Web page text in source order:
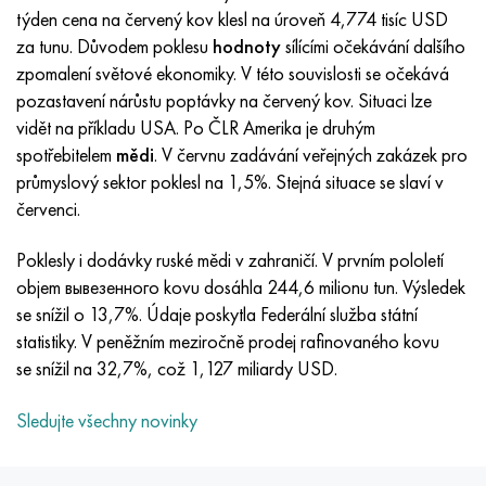
týden cena na červený kov klesl na úroveň 4,774 tisíc USD
za tunu. Důvodem poklesu hodnotysílícími očekávání dalšího
zpomalení světové ekonomiky. V této souvislosti se očekává
pozastavení nárůstu poptávky na červený kov. Situaci lze
vidět na příkladu USA. Po ČLR Amerika je druhým
spotřebitelem mědi. V červnu zadávání veřejných zakázek pro
průmyslový sektor poklesl na 1,5%. Stejná situace se slaví v
červenci.
Poklesly i dodávky ruské mědi v zahraničí. V prvním pololetí
objem вывезенного kovu dosáhla 244,6 milionu tun. Výsledek
se snížil o 13,7%. Údaje poskytla Federální služba státní
statistiky. V peněžním meziročně prodej rafinovaného kovu
se snížil na 32,7%, což 1,127 miliardy USD.
Sledujte všechny novinky
Inotherm
incotest
Jette M152
Kobalt 6B
maraging 250
René 41
Maraging 300
Maraging 350
47ND
47НХР
49 KF
49K2F, 49K2FA-VI
Slitina 50N
Slitina 50NP
50 NHS
HN62VMYUT
HN62MVKYU
HN63 MB
XN65VM
KhN65VMTYu
KhN67MVTYu
KhN68VKTYU
KhN68VMTYUK-vd
VT-35
PT-1M
PT-3V
PT-7M
2B
SPT-2 sv
AT3
1.4466 - AISI 310MoLn
Slitina Al6xn
15-7Ph® - 1,4532
PH 13-8 Po - 1,4534
1,4542 - 17-4Ph®
Custom 455® - 1.4543 - uns s45500
1,4545 - 15-5Ph®
1,4548 - 17-4Ph®
10X17H13M3T
10X18N18Yu4D
11X11N2V2MF
12Х18Н9Т
13X11N2V2MF
15x11mf
15x12vnmf
15H12H2MVFAB
2,0872, CuNi10Fe1Mn, Cw352h
Silikonový hliníkový bronz
CW301G, C64200
křemíkový bronz
C65500, CuAl11Fe3
C65620, CuSi3Fe2Zn3
C65100, CuSi 1,5
Cín-olověný bronz
Červená mosaz
C84400, CuSn2ZnPb
C83600, CuSn5ZnPb
45G2, 45g2, AISI 1144
Legovaná konstrukční ocel
10g2, 10g2, AISI 1513
12X2H4A, 15NiCr13, 1,5752
AC14, 11SMnPb30
20G, 20mn5
20XH3A, AISI 4320, 20hn3a
20HM, 24CrMo5, 20hm
Р6М5, 1.3343, hs6-5-2, sw7m
Р6М5К5, 1,3243, hs6-5-2-5
R6M5F3, 1,3344, hs6-5-3
Р9М4К8,1,3207
R12F3, 1,3318, sw12
P18, 1,3355, hs18-0-1, sw18
Uhlíková ocel
У10,1.1645, C105W1